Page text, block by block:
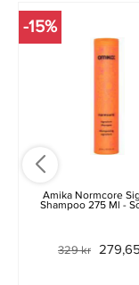
-15%
Amika Normcore
Shampoo 275 Ml -
329 kr